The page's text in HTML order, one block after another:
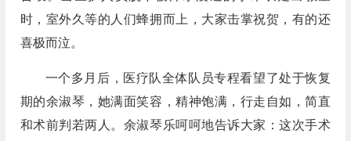
时，室外久等的人们蜂拥而上，大家击掌祝贺，有的还
喜极而泣。
一个多月后，医疗队全体队员专程看望了处于恢复
期的余淑琴，她满面笑容，精神饱满，行走自如，简直
和术前判若两人。余淑琴乐呵呵地告诉大家：这次手术